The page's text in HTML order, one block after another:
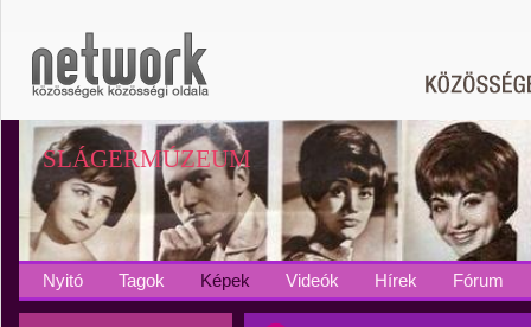
SLÁGERMÚZEUM
Nyitó Tagok Képek Videók Hírek Fórum